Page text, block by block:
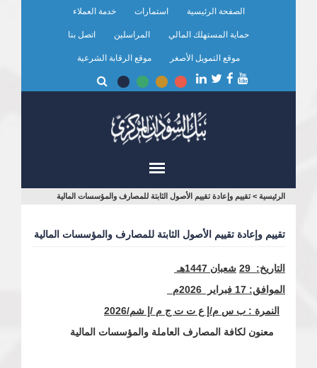
الصفحة الرئيسية استمارات خدمة العملاء
حماية المستهلك المالي المراسلين اتصل بنا
موقع التمويل الأصغر موقع الرقابة الشرعية
أنت
الرئيسية > تقييم وإعادة تقييم الأصول الثابتة للمصارف والمؤسسات المالية
تقييم وإعادة تقييم الأصول الثابتة للمصارف والمؤسسات المالية
التاريخ: 29 شعبان 1447هـ
الموافق: 17 فبراير 2026م
النمرة : ب س م/إ ع ت ت ج م /إ شم/2026
معنون لكافة المصارف العاملة والمؤسسات المالية